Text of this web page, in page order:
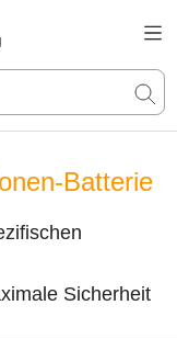
Batterie
Sicherheit